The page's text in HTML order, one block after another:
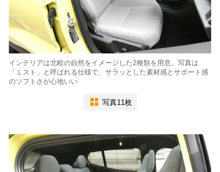
インテリアは北欧の自然をイメージした2種類を用意。写真は
「ミスト」と呼ばれる仕様で、サラッとした素材感とサポート感
のソフトさが心地いい
写真11枚